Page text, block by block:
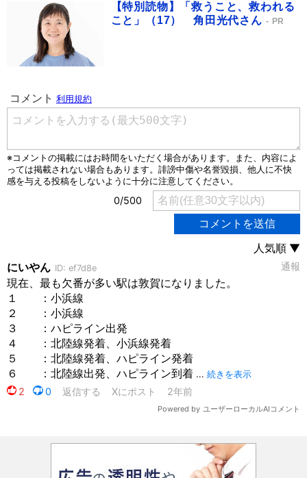
【特別読物】「救うこと、救われる
こと」（17） 角田光代さん
PR